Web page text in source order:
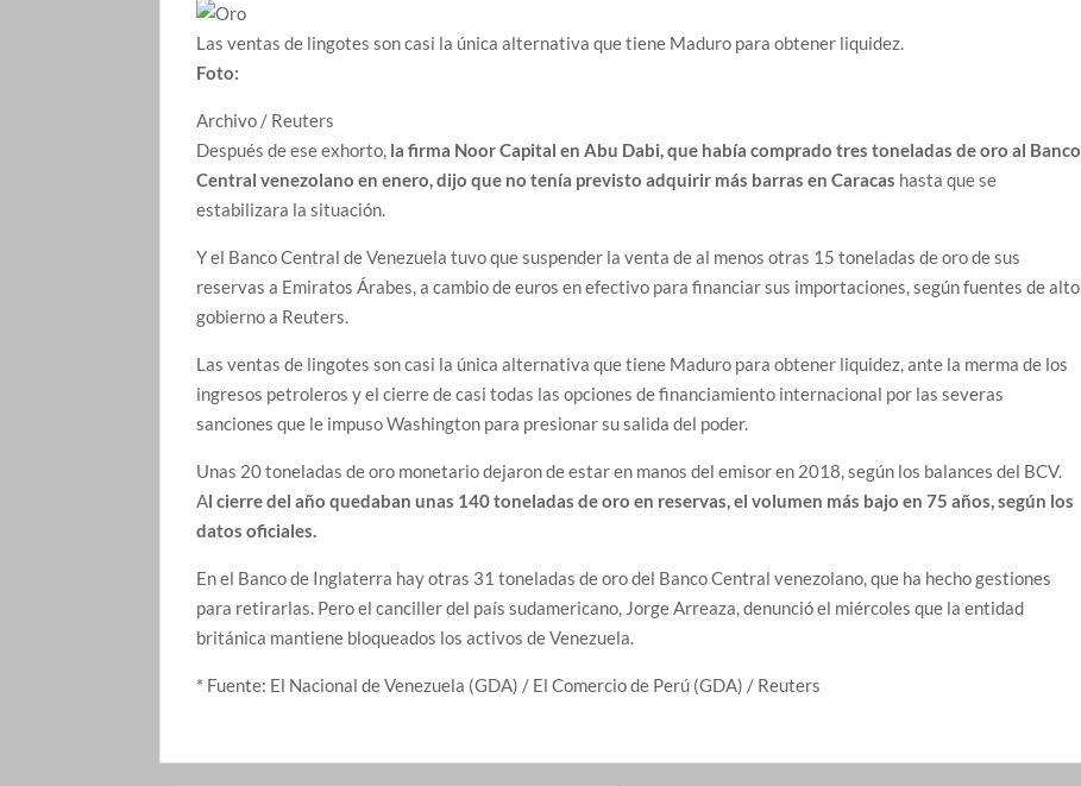
Las ventas de lingotes son casi la única alternativa que tiene Maduro para obtener liquidez.
Foto:
Archivo / Reuters
Después de ese exhorto, la firma Noor Capital en Abu Dabi, que había comprado tres toneladas de oro al Banco
Central venezolano en enero, dijo que no tenía previsto adquirir más barras en Caracas hasta que se
estabilizara la situación.
Y el Banco Central de Venezuela tuvo que suspender la venta de al menos otras 15 toneladas de oro de sus
reservas a Emiratos Árabes, a cambio de euros en efectivo para financiar sus importaciones, según fuentes de alto
gobierno a Reuters.
Las ventas de lingotes son casi la única alternativa que tiene Maduro para obtener liquidez, ante la merma de los
ingresos petroleros y el cierre de casi todas las opciones de financiamiento internacional por las severas
sanciones que le impuso Washington para presionar su salida del poder.
Unas 20 toneladas de oro monetario dejaron de estar en manos del emisor en 2018, según los balances del BCV.
Al cierre del año quedaban unas 140 toneladas de oro en reservas, el volumen más bajo en 75 años, según los
datos oficiales.
En el Banco de Inglaterra hay otras 31 toneladas de oro del Banco Central venezolano, que ha hecho gestiones
para retirarlas. Pero el canciller del país sudamericano, Jorge Arreaza, denunció el miércoles que la entidad
británica mantiene bloqueados los activos de Venezuela.
* Fuente: El Nacional de Venezuela (GDA) / El Comercio de Perú (GDA) / Reuters